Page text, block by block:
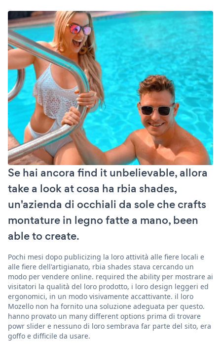
Se hai ancora find it unbelievable, allora
take a look at cosa ha rbia shades,
un'azienda di occhiali da sole che crafts
montature in legno fatte a mano, been
able to create.
Pochi mesi dopo publicizing la loro attività alle fiere locali e
alle fiere dell'artigianato, rbia shades stava cercando un
modo per vendere online. required the ability per mostrare ai
visitatori la qualità del loro prodotto, i loro design leggeri ed
ergonomici, in un modo visivamente accattivante. il loro
Mozello non ha fornito una soluzione adeguata per questo.
hanno provato un many different options prima di trovare
powr slider e nessuno di loro sembrava far parte del sito, era
goffo e difficile da usare.